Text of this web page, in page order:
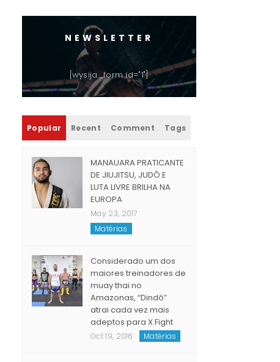
NEWSLETTER
[wysija_form id="1"]
Popular Recent Comment Tags
MANAUARA PRATICANTE
DE JIUJITSU, JUDÔ E
LUTA LIVRE BRILHA NA
EUROPA
May 23, 2017
Matérias
Considerado um dos
maiores treinadores de
muay thai no
Amazonas, “Dindô”
atrai cada vez mais
adeptos para X Fight
Oct 19, 2016 Matérias